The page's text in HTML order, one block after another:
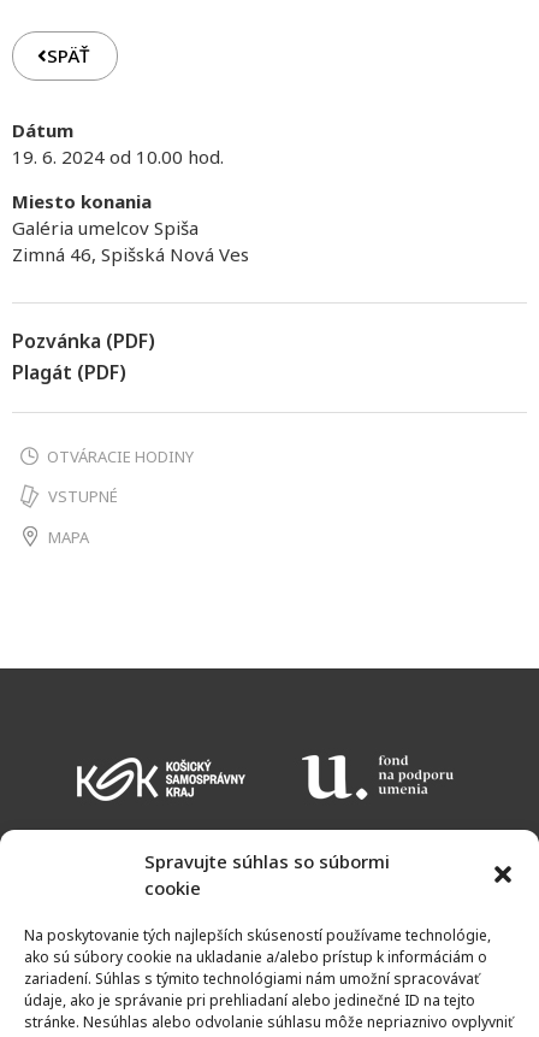
Spravujte súhlas so súbormi
cookie
Na poskytovanie tých najlepších skúseností používame technológie,
ako sú súbory cookie na ukladanie a/alebo prístup k informáciám o
zariadení. Súhlas s týmito technológiami nám umožní spracovávať
údaje, ako je správanie pri prehliadaní alebo jedinečné ID na tejto
stránke. Nesúhlas alebo odvolanie súhlasu môže nepriaznivo ovplyvniť
SPÄŤ
Dátum
19. 6. 2024 od 10.00 hod.
Miesto konania
Galéria umelcov Spiša
Zimná 46, Spišská Nová Ves
Pozvánka (PDF)
Plagát (PDF)
OTVÁRACIE HODINY
VSTUPNÉ
MAPA
KALENDÁR PODUJATÍ
NEWSLETTER